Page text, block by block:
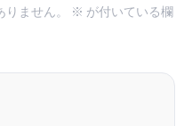
ません。 ※ が付いている欄